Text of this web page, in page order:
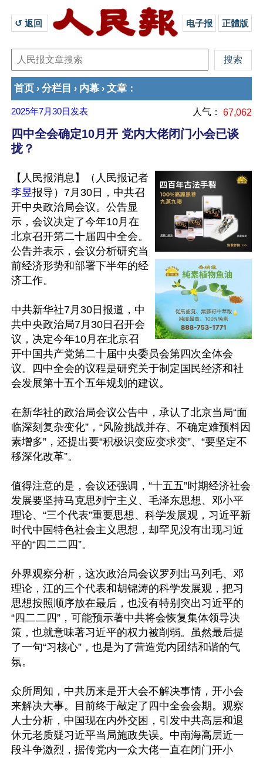
↺ 返回 电子报 正體版
首页 › 分栏目 › 内幕 › 文章 ：
2025年7月30日 发表 人气： 67,062
四中全会确定10月开 党内大佬闭门小会已谈
拢？
【人民报消息】（人民报记者
李昱报导）7月30日，中共召
开中央政治局会议。公告显
示，会议决定了今年10月在
北京召开第二十届四中全会。
公告并表示，会议分析研究当
前经济形势和部署下半年的经
济工作。
中共新华社7月30日报道，中
共中央政治局7月30日召开会
议，决定今年10月在北京召
开中国共产党第二十届中央委员会第四次全体会
议。四中全会的议程是研究关于制定国民经济和社
会发展第十五个五年规划的建议。
在新华社的政治局会议公告中，承认了北京当局“面
临深刻复杂变化”，“风险挑战并存、不确定难预料因
素增多”，还提出要“积极识变应变求变”、“要坚定不
移深化改革”。
值得注意的是，会议还强调，“十五五”时期经济社会
发展要坚持马克思列宁主义、毛泽东思想、邓小平
理论、“三个代表”重要思想、科学发展观，习近平新
时代中国特色社会主义思想，却罕见没有出现习近
平的“四二二四”。
外界观察分析，这次政治局会议罗列出马列毛、邓
理论，江的三个代表和胡锦涛的科学发展观，把习
思想按照顺序放在最后，也没有特别突出习近平的
“四二二四”，可能预示著中共将会恢复集体领导决
策，也就意味著习近平的权力被削弱。虽然最后提
了一句“习核心”，也是为了营造党内团结和谐的气
氛。
众所周知，中共历来是开大会不解决事情，开小会
来解决大事。目前终于敲定了四中全会会期。观察
人士分析，中国现在内外交困，引发中共高层和退
休元老质疑习近平当局施政失误。中南海高层近一
段斗争激烈，据传党内一众大佬一直在闭门开小